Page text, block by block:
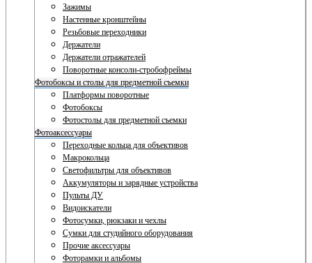
Зажимы
Настенные кронштейны
Резьбовые переходники
Держатели
Держатели отражателей
Поворотные консоли-стробофреймы
Фотобоксы и столы для предметной съемки
Платформы поворотные
Фотобоксы
Фотостолы для предметной съемки
Фотоаксессуары
Переходные кольца для объективов
Макрокольца
Светофильтры для объективов
Аккумуляторы и зарядные устройства
Пульты ДУ
Видоискатели
Фотосумки, рюкзаки и чехлы
Сумки для студийного оборудования
Прочие аксессуары
Фоторамки и альбомы